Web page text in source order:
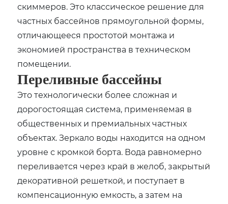
скиммеров. Это классическое решение для
частных бассейнов прямоугольной формы,
отличающееся простотой монтажа и
экономией пространства в техническом
помещении.
Переливные бассейны
Это технологически более сложная и
дорогостоящая система, применяемая в
общественных и премиальных частных
объектах. Зеркало воды находится на одном
уровне с кромкой борта. Вода равномерно
переливается через край в желоб, закрытый
декоративной решеткой, и поступает в
компенсационную емкость, а затем на